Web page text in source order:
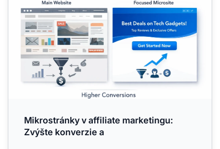
Mikrostránky v affiliate marketingu:
Zvýšte konverzie a